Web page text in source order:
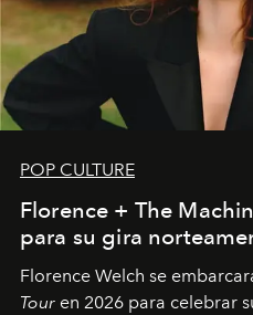
POP CULTURE
Florence + The
para su gira
Florence Welch se
Tour en 2026 para celebrar